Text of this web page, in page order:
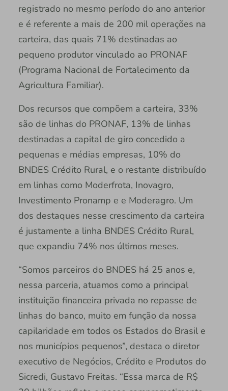
registrado no mesmo período do ano anterior
e é referente a mais de 200 mil operações na
carteira, das quais 71% destinadas ao
pequeno produtor vinculado ao PRONAF
(Programa Nacional de Fortalecimento da
Agricultura Familiar).
Dos recursos que compõem a carteira, 33%
são de linhas do PRONAF, 13% de linhas
destinadas a capital de giro concedido a
pequenas e médias empresas, 10% do
BNDES Crédito Rural, e o restante distribuído
em linhas como Moderfrota, Inovagro,
Investimento Pronamp e e Moderagro. Um
dos destaques nesse crescimento da carteira
é justamente a linha BNDES Crédito Rural,
que expandiu 74% nos últimos meses.
“Somos parceiros do BNDES há 25 anos e,
nessa parceria, atuamos como a principal
instituição financeira privada no repasse de
linhas do banco, muito em função da nossa
capilaridade em todos os Estados do Brasil e
nos municípios pequenos”, destaca o diretor
executivo de Negócios, Crédito e Produtos do
Sicredi, Gustavo Freitas. “Essa marca de R$